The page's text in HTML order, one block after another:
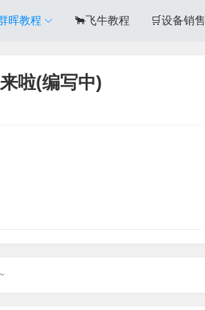
晖教程 🐂飞牛教程 🛒设备销售
啦(编写中)